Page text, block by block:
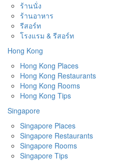
ร้านนั่ง
ร้านอาหาร
รีสอร์ท
โรงแรม & รีสอร์ท
Hong Kong
Hong Kong Places
Hong Kong Restaurants
Hong Kong Rooms
Hong Kong Tips
Singapore
Singapore Places
Singapore Restaurants
Singapore Rooms
Singapore Tips